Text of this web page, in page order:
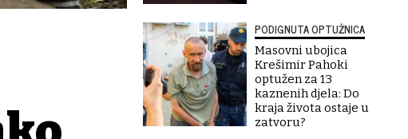
PODIGNUTA OPTUŽNICA
Masovni ubojica
Krešimir Pahoki
optužen za 13
kaznenih djela: Do
kraja života ostaje u
zatvoru?